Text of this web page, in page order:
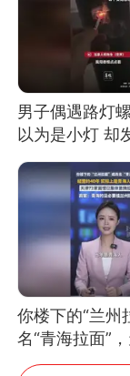
男子偶遇路灯
以为是小灯 却
处理
你楼下的“兰州
名“青海拉面”
面馆已集体更